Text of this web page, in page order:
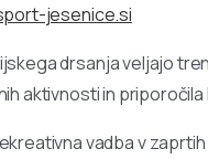
jesenice.si
drsanja veljajo
aktivnosti in priporočila
vadba v zaprtih